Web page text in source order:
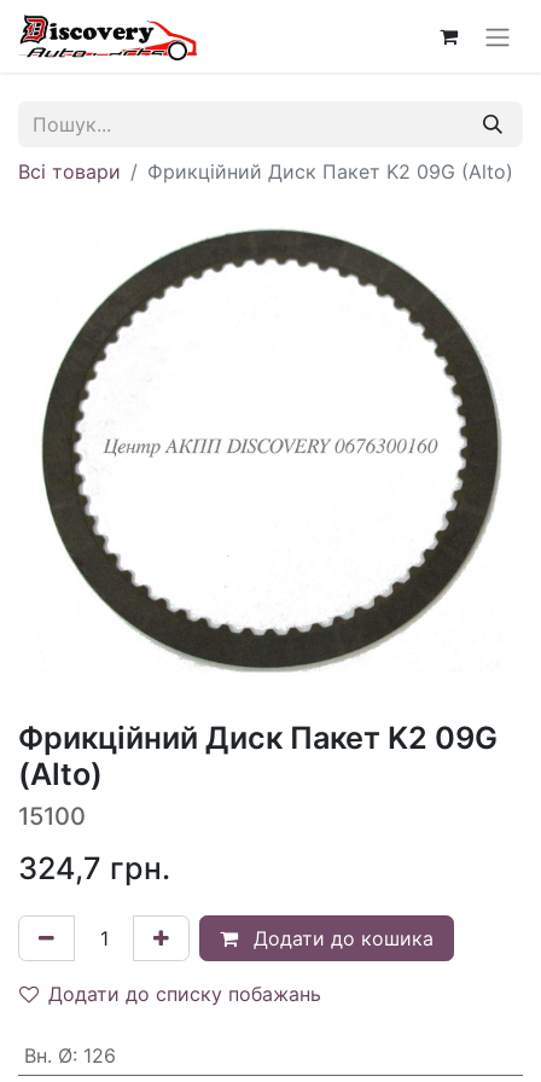
Всі товари Фрикційний Диск Пакет K2 09G (Alto)
Фрикційний Диск Пакет K2 09G
(Alto)
15100
324,7 грн.
Додати до кошика
Додати до списку побажань
Вн. Ø: 126